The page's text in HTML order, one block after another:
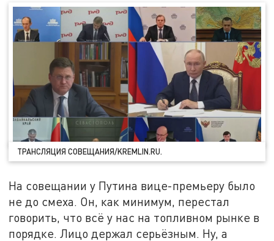
ТРАНСЛЯЦИЯ СОВЕЩАНИЯ/KREMLIN.RU.
На совещании у Путина вице-премьеру было
не до смеха. Он, как минимум, перестал
говорить, что всё у нас на топливном рынке в
порядке. Лицо держал серьёзным. Ну, а